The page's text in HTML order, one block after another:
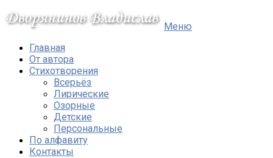
Меню
Главная
От автора
Стихотворения
Всерьёз
Лирические
Озорные
Детские
Персональные
По алфавиту
Контакты